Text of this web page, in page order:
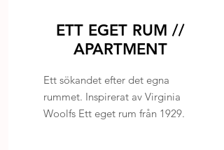
ETT EGET RUM //
APARTMENT
Ett sökandet efter det egna
rummet. Inspirerat av Virginia
Woolfs Ett eget rum från 1929.